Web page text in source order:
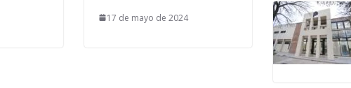
17 de mayo de 2024